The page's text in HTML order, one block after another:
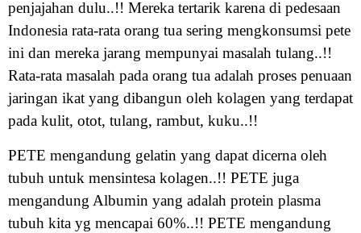
penjajahan dulu..!! Mereka tertarik karena di pedesaan
Indonesia rata-rata orang tua sering mengkonsumsi pete
ini dan mereka jarang mempunyai masalah tulang..!!
Rata-rata masalah pada orang tua adalah proses penuaan
jaringan ikat yang dibangun oleh kolagen yang terdapat
pada kulit, otot, tulang, rambut, kuku..!!
PETE mengandung gelatin yang dapat dicerna oleh
tubuh untuk mensintesa kolagen..!! PETE juga
mengandung Albumin yang adalah protein plasma
tubuh kita yg mencapai 60%..!! PETE mengandung